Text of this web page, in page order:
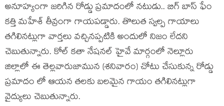
అనూహ్యంగా జరిగిన రోడ్డు ప్రమాదంలో నటుడు.. బిగ్ బాస్ ఫేం
కత్తి మహేశ్ తీవ్రంగా గాయపడ్డారు. తొలుత స్వల్ప గాయాలు
తగిలినట్లుగా వార్తలు వచ్చినప్పటికి అందులో నిజం లేదని
చెబుతున్నారు. కోల్ కతా నేషనల్ హైవే మార్గంలో నెల్లూరు
జిల్లాలో ఈ తెల్లవారుజామున (శనివారం) చోటు చేసుకున్న రోడ్డు
ప్రమాదం లో ఆయన తలకు బలమైన గాయం తగిలినట్లుగా
వైద్యులు చెబుతున్నారు.